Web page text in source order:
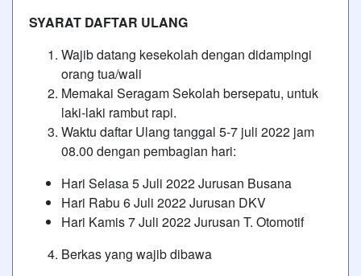
SYARAT DAFTAR ULANG
Wajib datang kesekolah dengan didampingi
orang tua/wali
Memakai Seragam Sekolah bersepatu, untuk
laki-laki rambut rapi.
Waktu daftar Ulang tanggal 5-7 juli 2022 jam
08.00 dengan pembagian hari:
Hari Selasa 5 Juli 2022 Jurusan Busana
Hari Rabu 6 Juli 2022 Jurusan DKV
Hari Kamis 7 Juli 2022 Jurusan T. Otomotif
Berkas yang wajib dibawa